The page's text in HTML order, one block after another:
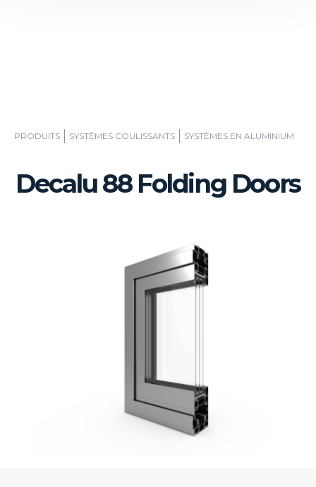
PRODUITS SYSTÈMES COULISSANTS SYSTÈMES EN ALUMINIUM
Decalu 88 Folding Doors